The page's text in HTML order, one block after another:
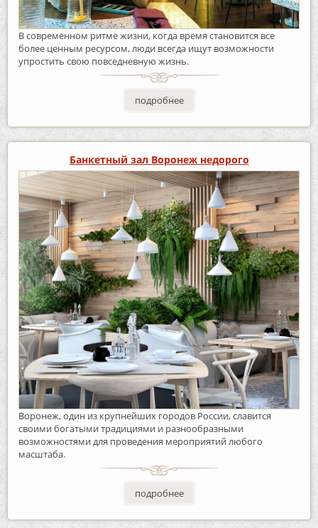
В современном ритме жизни, когда время становится все
более ценным ресурсом, люди всегда ищут возможности
упростить свою повседневную жизнь.
подробнее
Банкетный зал Воронеж недорого
Воронеж, один из крупнейших городов России, славится
своими богатыми традициями и разнообразными
возможностями для проведения мероприятий любого
масштаба.
подробнее